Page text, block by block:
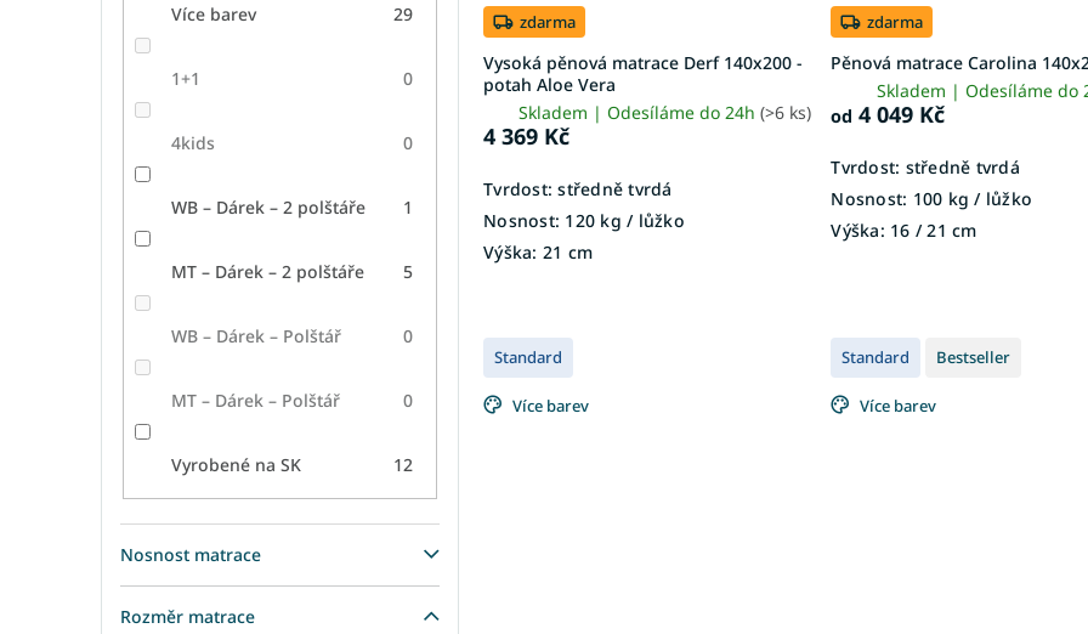
Více barev 29
1+1 0
4kids 0
WB – Dárek – 2 polštáře 1
MT – Dárek – 2 polštáře 5
WB – Dárek – Polštář 0
MT – Dárek – Polštář 0
Vyrobené na SK 12
Nosnost matrace
Rozměr matrace
k
t
ů
zdarma
Vysoká pěnová matrace Derf 140x200 -
potah Aloe Vera
Skladem | Odesíláme do 24h(>6 ks)
4 369 Kč
Tvrdost: středně tvrdá
Nosnost: 120 kg ​​​​​/ lůžko
Výška: 21 cm
zdarma
Pěnová matrace Carolina
Skladem | Odesíláme do
od 4 049 Kč
Tvrdost: středně tvrdá
Nosnost: 100 kg​​​​​ / lůžko
Výška: 16 / 21 cm
Standard
Více barev
Standard Bestseller
Více barev